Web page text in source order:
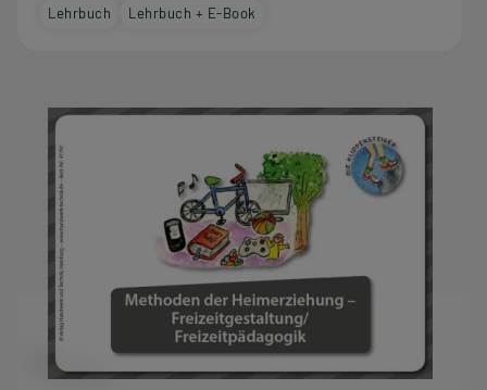
Lehrbuch Lehrbuch + E-Book